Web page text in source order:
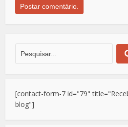
[contact-form-7 id="79"
blog"]